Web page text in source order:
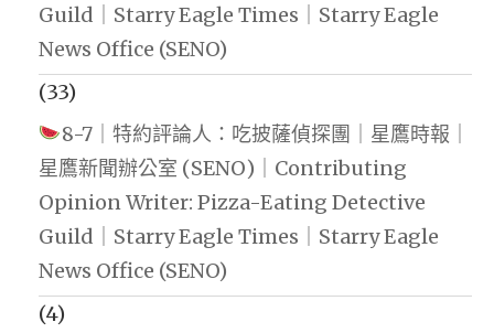
Guild｜Starry Eagle Times｜Starry Eagle
News Office (SENO)
(33)
8-7｜特約評論人：吃披薩偵探團｜星鷹時報｜
星鷹新聞辦公室 (SENO)｜Contributing
Opinion Writer: Pizza-Eating Detective
Guild｜Starry Eagle Times｜Starry Eagle
News Office (SENO)
(4)